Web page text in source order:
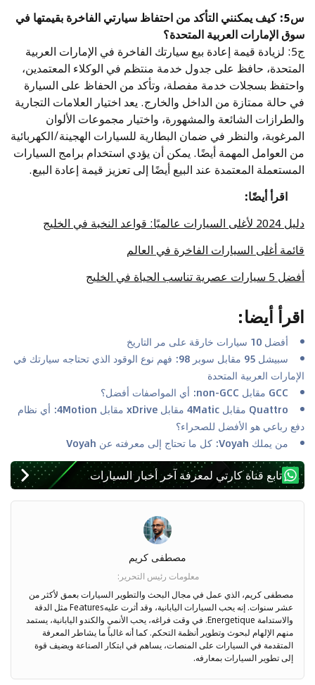
س5: كيف يمكنني التأكد من احتفاظ سيارتي الفاخرة بقيمتها في
سوق الإمارات العربية المتحدة؟
ج5: لزيادة قيمة إعادة بيع سيارتك الفاخرة في الإمارات العربية
المتحدة، حافظ على جدول خدمة منتظم في الوكلاء المعتمدين،
واحتفظ بسجلات خدمة مفصلة، وتأكد من الحفاظ على السيارة
في حالة ممتازة من الداخل والخارج. يعد اختيار العلامات التجارية
والطرازات الشائعة والمشهورة، واختيار مجموعات الألوان
المرغوبة، والنظر في ضمان البطارية للسيارات الهجينة/الكهربائية
من العوامل المهمة أيضًا. يمكن أن يؤدي استخدام برامج السيارات
المستعملة المعتمدة عند البيع أيضًا إلى تعزيز قيمة إعادة البيع.
اقرأ أيضًا:
دليل 2024 لأغلى السيارات عالميًا: قواعد النخبة في الخليج
قائمة أغلى السيارات الفاخرة في العالم
أفضل 5 سيارات عصرية تناسب الحياة في الخليج
اقرأ أيضا:
أفضل 10 سيارات خارقة على مر التاريخ
سبيشل 95 مقابل سوبر 98: فهم نوع الوقود الذي تحتاجه سيارتك في
الإمارات العربية المتحدة
GCC مقابل non-GCC: أي المواصفات أفضل؟
Quattro مقابل 4Matic مقابل xDrive مقابل 4Motion: أي نظام
دفع رباعي هو الأفضل للصحراء؟
من يملك Voyah: كل ما تحتاج إلى معرفته عن Voyah
تابع قناة كارتي لمعرفة آخر أخبار السيارات
مصطفى كريم
معلومات رئيس التحرير :
مصطفى كريم، الذي عمل في مجال البحث والتطوير السيارات بعمق لأكثر من
عشر سنوات. إنه يحب السيارات اليابانية، وقد أثرت عليهFeatures مثل الدقة
والاستدامة Energetique. في وقت فراغه، يحب الأنمي والكندو اليابانية، يستمد
منهم الإلهام لبحوث وتطوير أنظمة التحكم. كما أنه غالباً ما يشاطر المعرفة
المتقدمة في السيارات على المنصات، يساهم في ابتكار الصناعة ويضيف قوة
إلى تطوير السيارات بمعارفه.